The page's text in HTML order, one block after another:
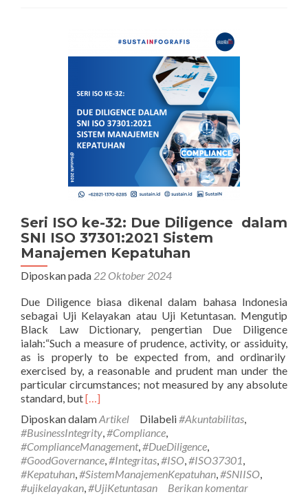
Organisasi
Ketidakcukupan
Pengendalian
Anti
Penyuapan
￼
Seri ISO ke-32: Due Diligence dalam
SNI ISO 37301:2021 Sistem
Manajemen Kepatuhan
Diposkan pada 22 Oktober 2024
Due Diligence biasa dikenal dalam bahasa Indonesia
sebagai Uji Kelayakan atau Uji Ketuntasan. Mengutip
Black Law Dictionary, pengertian Due Diligence
ialah:“Such a measure of prudence, activity, or assiduity,
as is properly to be expected from, and ordinarily
exercised by, a reasonable and prudent man under the
particular circumstances; not measured by any absolute
standard, butSelengkapnya
ISO
ke-
32:
Due
Diligence
dalam
[…]
Diposkan dalamArtikel Dilabeli#Akuntabilitas,
#BusinessIntegrity,#Compliance,
#ComplianceManagement,#DueDiligence,
#GoodGovernance,#Integritas,#ISO,#ISO37301,
#Kepatuhan,#SistemManajemenKepatuhan,#SNIISO,
#ujikelayakan,#UjiKetuntasan Berikan komentar